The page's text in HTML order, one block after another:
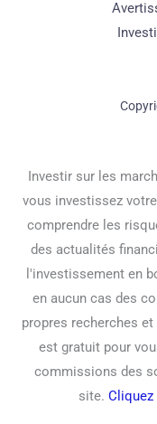
Investir sur les
vous investissez
comprendre les
des actualités
l'investissement en
en aucun cas des
propres recherches
est gratuit pour
commissions des
site. Cliquez